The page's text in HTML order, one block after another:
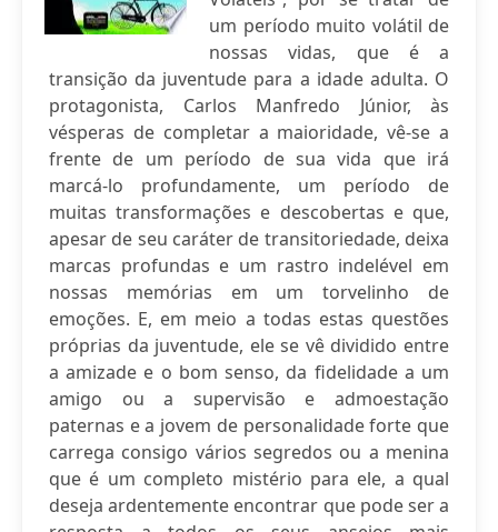
um período muito volátil de
nossas vidas, que é a
transição da juventude para a idade adulta. O
protagonista, Carlos Manfredo Júnior, às
vésperas de completar a maioridade, vê-se a
frente de um período de sua vida que irá
marcá-lo profundamente, um período de
muitas transformações e descobertas e que,
apesar de seu caráter de transitoriedade, deixa
marcas profundas e um rastro indelével em
nossas memórias em um torvelinho de
emoções. E, em meio a todas estas questões
próprias da juventude, ele se vê dividido entre
a amizade e o bom senso, da fidelidade a um
amigo ou a supervisão e admoestação
paternas e a jovem de personalidade forte que
carrega consigo vários segredos ou a menina
que é um completo mistério para ele, a qual
deseja ardentemente encontrar que pode ser a